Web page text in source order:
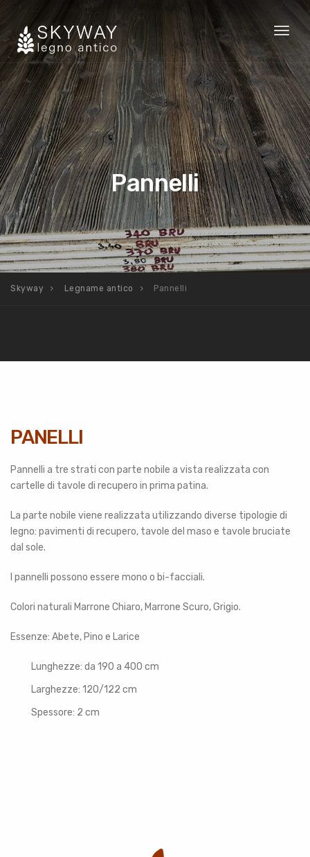
Toggle
Pannelli
Skyway Legname antico Pannelli
PANELLI
Pannelli a tre strati con parte nobile a vista realizzata con
cartelle di tavole di recupero in prima patina.
La parte nobile viene realizzata utilizzando diverse tipologie di
legno: pavimenti di recupero, tavole del maso e tavole bruciate
dal sole.
I pannelli possono essere mono o bi-facciali.
Colori naturali Marrone Chiaro, Marrone Scuro, Grigio.
Essenze: Abete, Pino e Larice
Lunghezze: da 190 a 400 cm
Larghezze: 120/122 cm
Spessore: 2 cm